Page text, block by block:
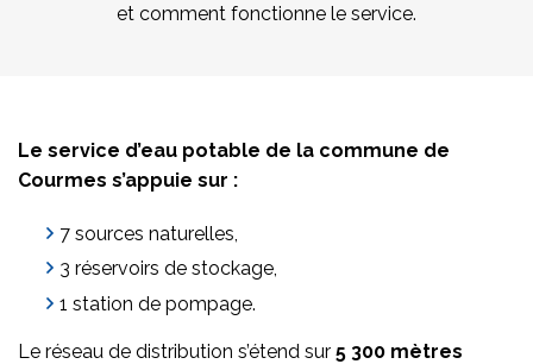
et comment fonctionne le service.
Le service d’eau potable de la commune de
Courmes s’appuie sur :
7 sources naturelles,
3 réservoirs de stockage,
1 station de pompage.
Le réseau de distribution s’étend sur 5 300 mètres